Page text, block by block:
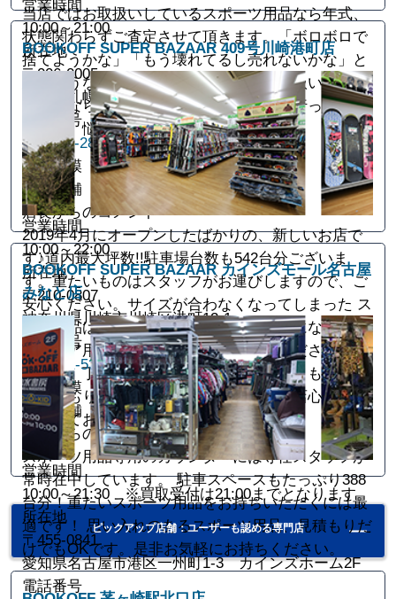
当店ではお取扱いしているスポーツ用品なら年式、
状態関わらずご査定させて頂きます。「ボロボロで
捨てようかな」「もう壊れてるし売れないかな」と
思うようなお品物でも大丈夫です！お取扱いしてい
るものなら不要なお品物のお引き取りも行っていま
すので、悩んだらまず当店へ！
営業時間
10:00～21:00
所在地
〒006-0005
北海道札幌市手稲区西宮の沢五条2-11-15
電話番号
011-668-2811
店舗規模
大型店舗
店長からのコメント
2019年4月にオープンしたばかりの、新しいお店で
す♪道内最大坪数!!駐車場台数も542台分ございま
す。重たいものはスタッフがお運びしますので、ご
安心ください。サイズが合わなくなってしまった ス
キー用品はもちろん、買い替えでご不要になったア
ウトドア用品は、ブックオフにお売りください!!１
点１点、丁寧に査定させていただきます。もちろん
お見積もりだけでも大歓迎☆皆様のご来店心よりお
待ちしております。
BOOKOFF SUPER BAZAAR 409号川崎港町店
営業時間
10:00～22:00
所在地
〒210-0807
神奈川県川崎市川崎区港町12-1
電話番号
044-221-5320
店舗規模
大型店舗
店長からのコメント
スポーツ用品専用のカウンターには専任スタッフが
常時在中しています。 駐車スペースもたっぷり388
台分！重たいスポーツ用品をお持ちいただくには最
適です！ 思い入れのあるスポーツ用品、見積もりだ
けでもOKです。是非お気軽にお持ちください。
BOOKOFF SUPER BAZAAR カインズモール名古屋
みなと店
営業時間
10:00～21:30 ※買取受付は21:00までとなります。
所在地
〒455-0841
愛知県名古屋市港区一州町1-3 カインズホーム2F
電話番号
ピックアップ店舗：ユーザーも認める専門店